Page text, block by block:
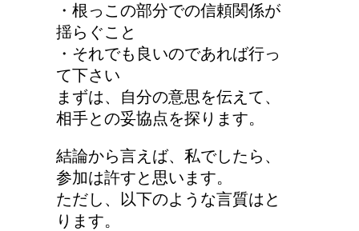
・根っこの部分での信頼関係が
揺らぐこと
・それでも良いのであれば行っ
て下さい
まずは、自分の意思を伝えて、
相手との妥協点を探ります。
結論から言えば、私でしたら、
参加は許すと思います。
ただし、以下のような言質はと
ります。